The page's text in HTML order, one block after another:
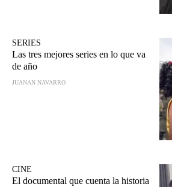
SERIES
Las tres mejores series en lo que va
de año
JUANAN NAVARRO
CINE
El documental que cuenta la historia